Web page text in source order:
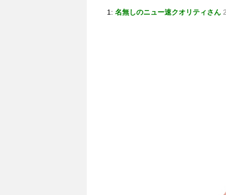
1: 名無しのニュー速クオリティさん